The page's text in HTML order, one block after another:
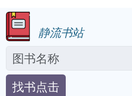
静流书站
找书点击